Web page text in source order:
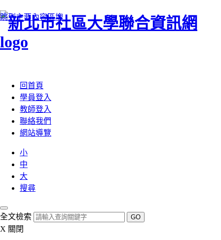
跳到主要內容區塊
回首頁
學員登入
教師登入
聯絡我們
網站導覽
小
中
大
搜尋
全文檢索 GO
X 關閉